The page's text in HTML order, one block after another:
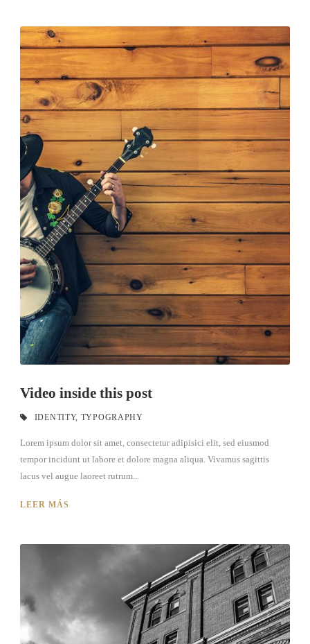
Video inside this post
IDENTITY, TYPOGRAPHY
Lorem ipsum dolor sit amet, consectetur adipisici elit, sed eiusmod
tempor incidunt ut labore et dolore magna aliqua. Vivamus sagittis
lacus vel augue laoreet rutrum...
LEER MÁS